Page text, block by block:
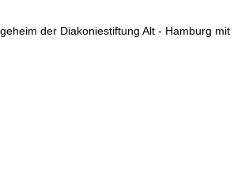
der Diakoniestiftung Alt - Hamburg